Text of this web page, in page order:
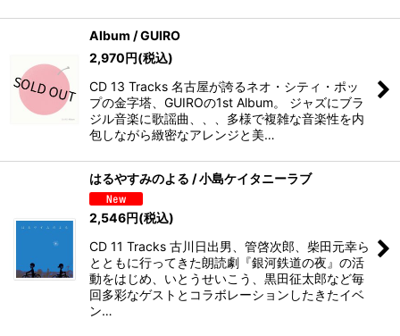
Album / GUIRO
2,970円(税込)
CD 13 Tracks 名古屋が誇るネオ・シティ・ポッ
プの金字塔、GUIROの1st Album。 ジャズにブラ
ジル音楽に歌謡曲、、、多様で複雑な音楽性を内
包しながら緻密なアレンジと美…
はるやすみのよる / 小島ケイタニーラブ
2,546円(税込)
CD 11 Tracks 古川日出男、管啓次郎、柴田元幸ら
とともに行ってきた朗読劇『銀河鉄道の夜』の活
動をはじめ、いとうせいこう、黒田征太郎など毎
回多彩なゲストとコラボレーションしたきたイベ
ン…